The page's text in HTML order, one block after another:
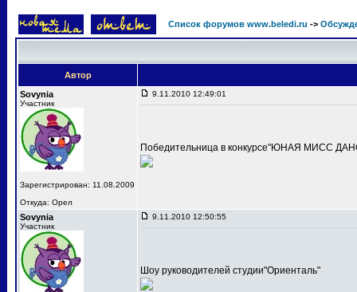
Список форумов www.beledi.ru ->
Автор
Sovynia
Участник
Зарегистрирован: 11.08.2009
Откуда: Орел
9.11.2010 12:49:01
Победительница в конкурсе"ЮНАЯ МИСС
Sovynia
Участник
9.11.2010 12:50:55
Шоу руководителей студии"Ориенталь"